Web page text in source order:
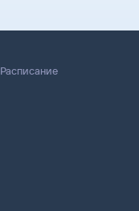
Расписание